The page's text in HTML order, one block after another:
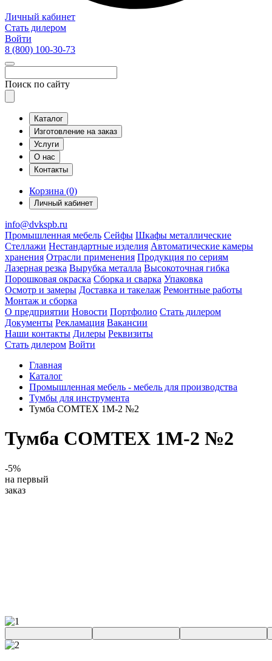
Личный кабинет
Стать дилером
Войти
8 (800) 100-30-73
Поиск по сайту
Каталог
Изготовление на заказ
Услуги
О нас
Контакты
Корзина (0)
Личный кабинет
info@dvkspb.ru
Промышленная мебель Сейфы Шкафы металлические
Стеллажи Нестандартные изделия Автоматические камеры
хранения Отрасли применения Продукция по сериям
Лазерная резка Вырубка металла Высокоточная гибка
Порошковая окраска Сборка и сварка Упаковка
Осмотр и замеры Доставка и такелаж Ремонтные работы
Монтаж и сборка
О предприятии Новости Портфолио Стать дилером
Документы Рекламация Вакансии
Наши контакты Дилеры Реквизиты
Стать дилером Войти
Главная
Каталог
Промышленная мебель - мебель для производства
Тумбы для инструмента
Тумба COMTEX 1М-2 №2
Тумба COMTEX 1М-2 №2
-5%
на первый
заказ